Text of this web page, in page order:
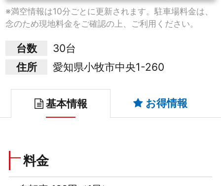
※満空情報は10分ごとに更新されます。駐車場料金は、
念のため現地料金をご確認の上、ご利用ください。
台数
30台
住所
愛知県小牧市中央1-260
基本情報 お得情報
料金